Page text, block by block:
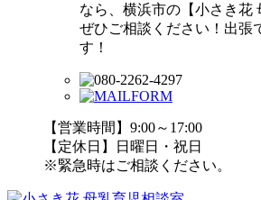
なら、横浜市の【小さき花
ぜひご相談ください！出張
す！
【営業時間】9:00～17:00
【定休日】日曜日・祝日
※緊急時はご相談ください。